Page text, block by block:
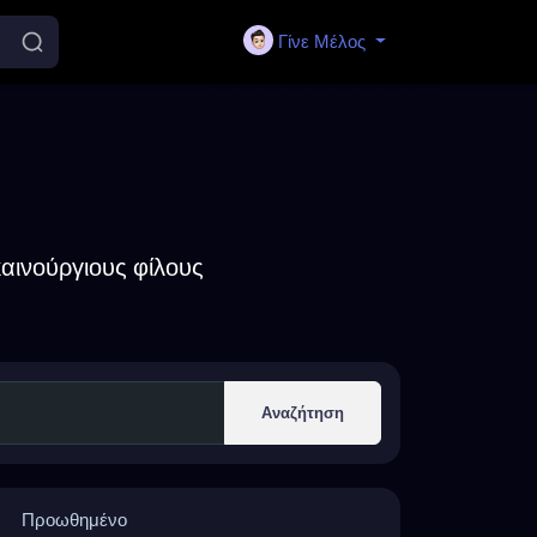
Γίνε Μέλος
φίλους
Αναζήτηση
Προωθημένο